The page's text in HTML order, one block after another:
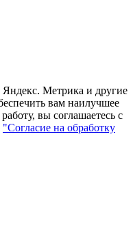
Яндекс. Метрика и другие
вам наилучшее
вы соглашаетесь с
"Согласие на обработку